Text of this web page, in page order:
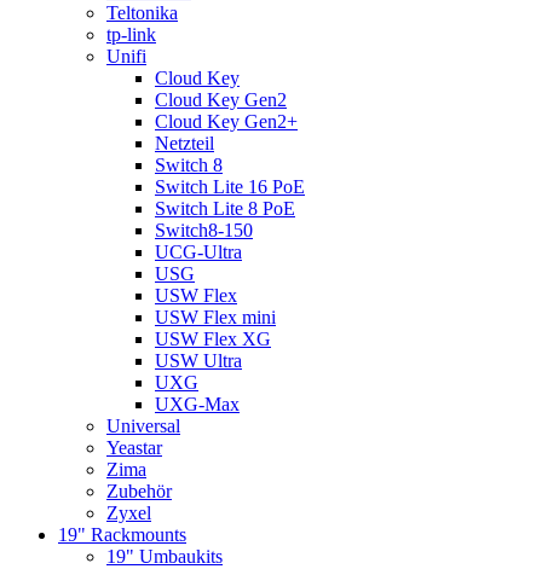
Teltonika
tp-link
Unifi
Cloud Key
Cloud Key Gen2
Cloud Key Gen2+
Netzteil
Switch 8
Switch Lite 16 PoE
Switch Lite 8 PoE
Switch8-150
UCG-Ultra
USG
USW Flex
USW Flex mini
USW Flex XG
USW Ultra
UXG
UXG-Max
Universal
Yeastar
Zima
Zubehör
Zyxel
19" Rackmounts
19" Umbaukits